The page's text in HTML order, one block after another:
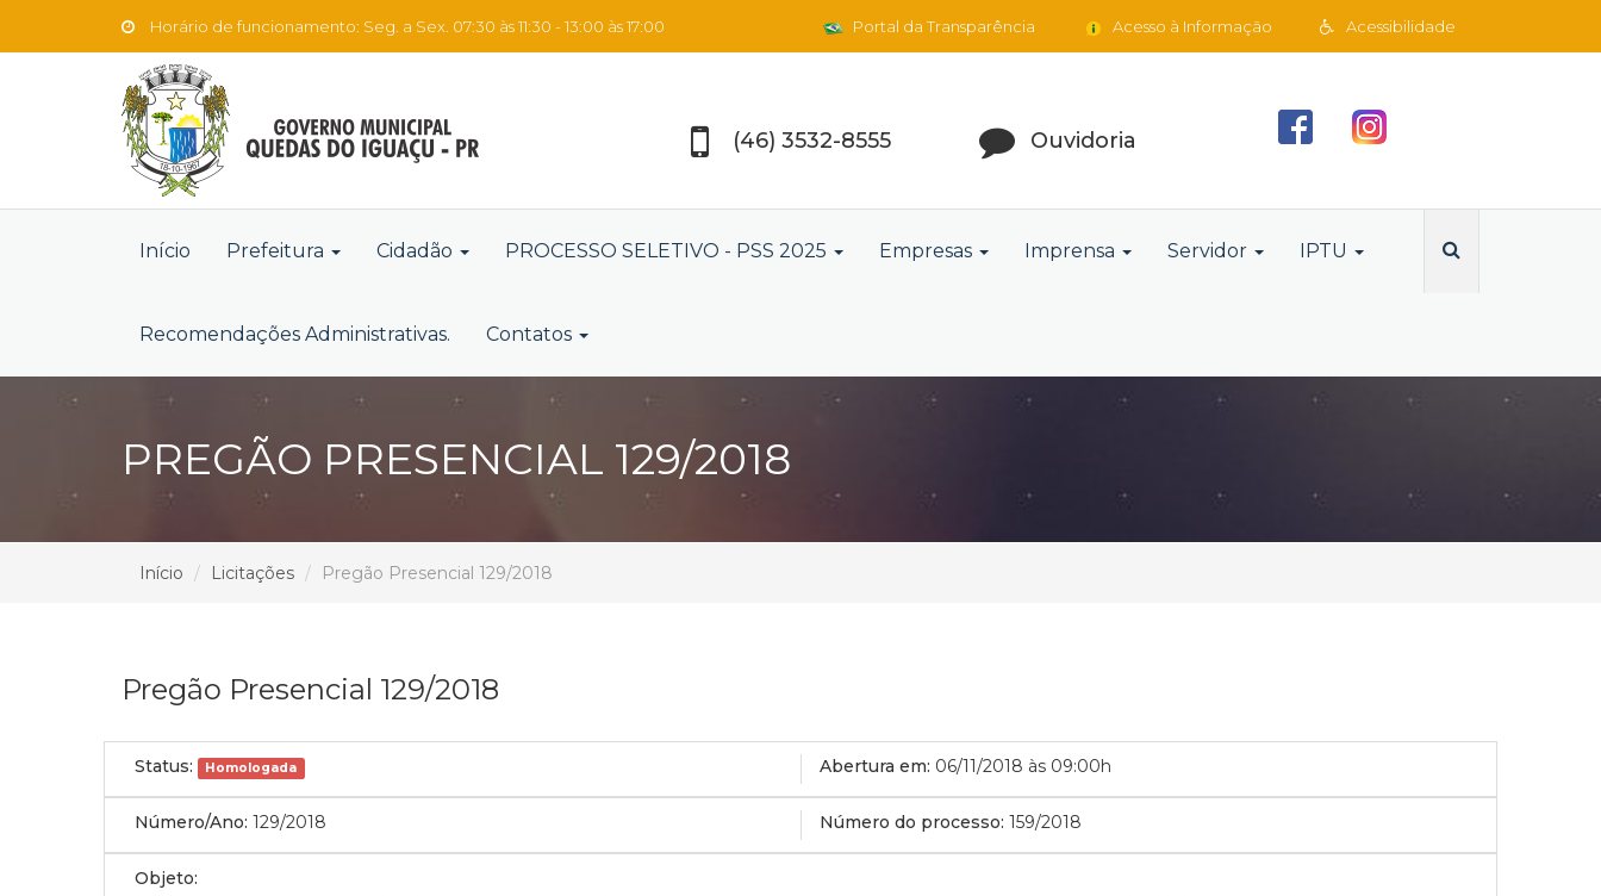
Horário de funcionamento: Seg. a Sex. 07:30 às 11:30 - 13:00 às 17:00 Acessibilidade
Acesso à Informação
Portal da Transparência
(46) 3532-8555 Ouvidoria
Início Prefeitura Cidadão PROCESSO SELETIVO - PSS 2025 Empresas Imprensa Servidor IPTU
Recomendações Administrativas. Contatos
PREGÃO PRESENCIAL 129/2018
Início Licitações Pregão Presencial 129/2018
Pregão Presencial 129/2018
Status: Homologada Abertura em: 06/11/2018 às 09:00h
Número/Ano: 129/2018 Número do processo: 159/2018
Objeto: